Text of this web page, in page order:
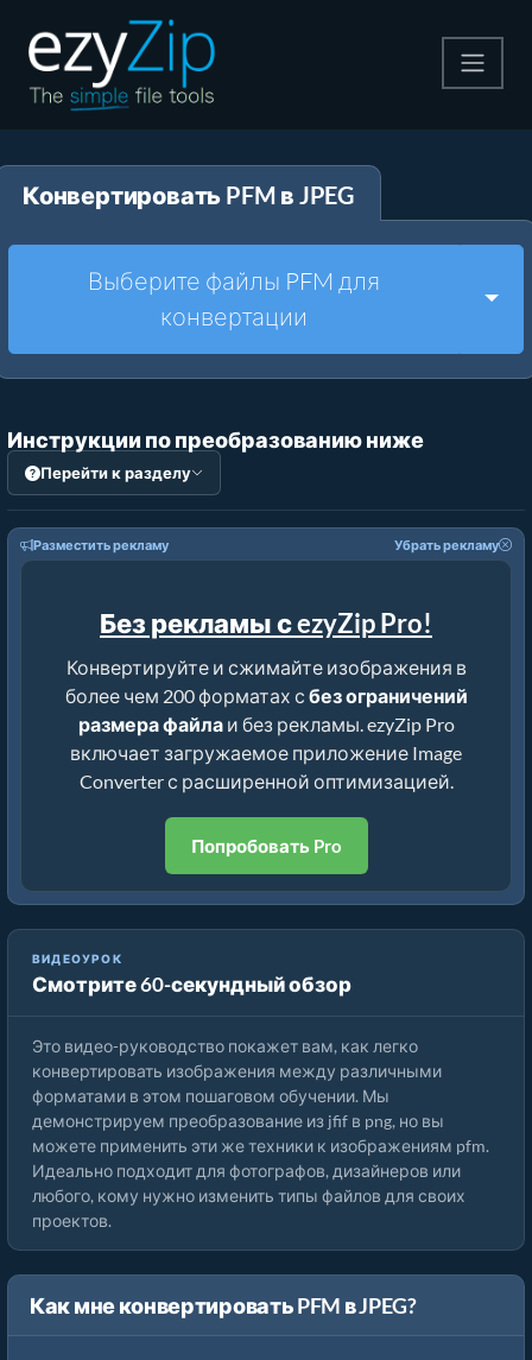
Pаспаковывайте
Другие инструменты
Конвертировать PFM в JPEG
Выберите файлы PFM для
конвертации
Инструкции по преобразованию ниже
Перейти к разделу
Разместить рекламу Убрать рекламу
Без рекламы с ezyZip Pro!
Конвертируйте и сжимайте изображения в
более чем 200 форматах с без ограничений
размера файлаи без рекламы. ezyZip Pro
включает загружаемое приложение Image
Converter с расширенной оптимизацией.
Попробовать Pro
ВИДЕОУРОК
Смотрите 60-секундный обзор
Как конвертировать формат изображения онлайн
Это видео-руководство покажет вам, как легко
конвертировать изображения между различными
форматами в этом пошаговом обучении. Мы
демонстрируем преобразование из jfif в png, но вы
можете применить эти же техники к изображениям pfm.
Идеально подходит для фотографов, дизайнеров или
любого, кому нужно изменить типы файлов для своих
проектов.
Как мне конвертировать PFM в JPEG?